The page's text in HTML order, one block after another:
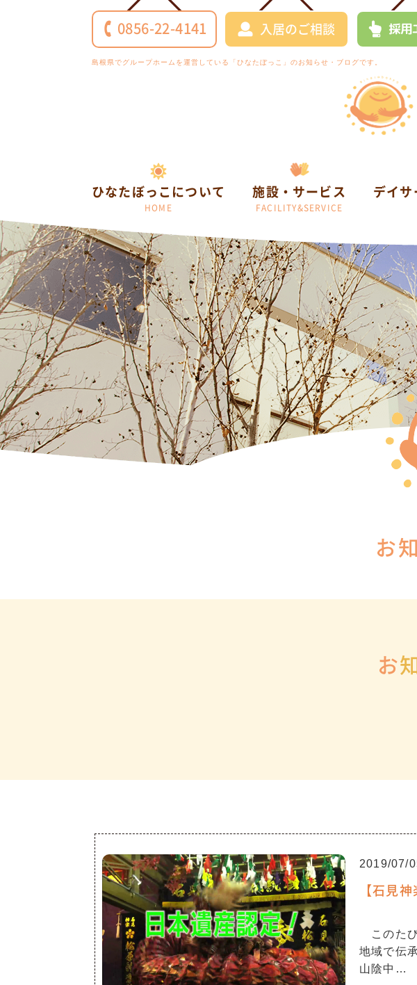
島根県でグループホームを運営している「ひなたぼっこ」のお知らせ・ブログです。
0856-22-4141 入居のご相談 採用
ひなたぼっこについて
HOME
施設・サービス
FACILITY&SERVICE
デイ
お
お
2019/07/
【石見
このたび
地域で伝
山陰中…